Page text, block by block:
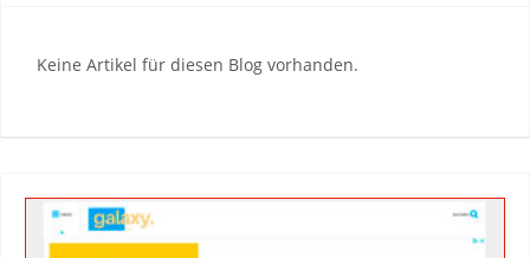
Keine Artikel für diesen Blog vorhanden.